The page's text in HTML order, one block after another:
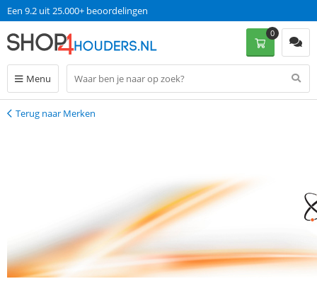
Op werkdagen voor 13:00 uur besteld, dinsdag in huis!
Een 9.2 uit 25.000+ beoordelingen
Menu
0
Terug
Terug naar Merken